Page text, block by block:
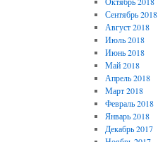
Сентябрь 2018
Август 2018
Июль 2018
Июнь 2018
Май 2018
Апрель 2018
Март 2018
Февраль 2018
Январь 2018
Декабрь 2017